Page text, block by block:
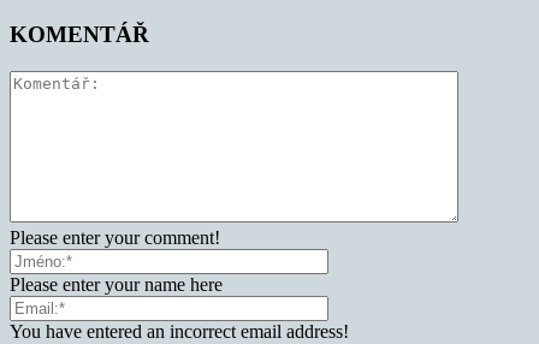
KOMENTÁŘ
Please enter your comment!
Please enter your name here
You have entered an incorrect email address!